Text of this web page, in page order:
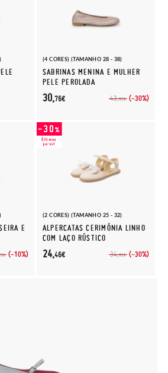
(4 CORES) (TAMANHO 28 - 38)
SABRINAS MENINA E MULHER
PELE PEROLADA
43,95€ (-30%)
30,76€
E
(-10%)
(2 CORES) (TAMANHO 25 - 32)
ALPERCATAS CERIMÓNIA LINHO
COM LAÇO RÚSTICO
34,95€ (-30%)
24,46€